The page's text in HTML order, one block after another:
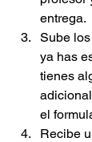
entrega.
Sube
ya has
tienes
el
Recibe